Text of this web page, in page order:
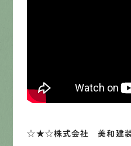
LINE
☆★☆株式会社 美和建